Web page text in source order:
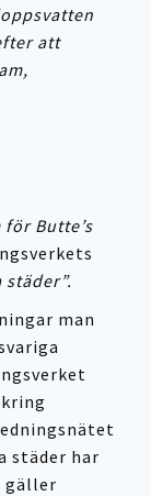
att
Butte’s
man
städer har
gäller